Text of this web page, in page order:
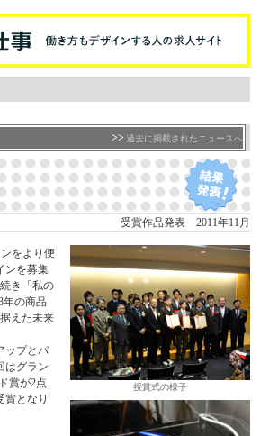
>> 過去に掲載されたニュースへ
受賞作品発表 2011年11月
をより便
ンを募集
き「私の
年の商品
えた未来
ップとパ
はグラン
賞が2点
賞となり
授賞式の様子